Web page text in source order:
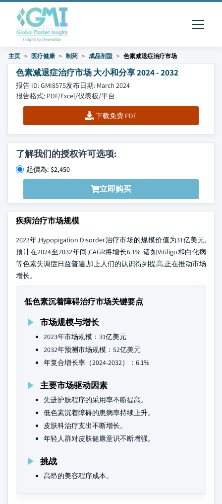
主页 医疗健康 制药 成品剂型 色素减退症治疗市场
色素减退症治疗市场 大小和分享 2024 - 2032
报告 ID: GMI8575发布日期: March 2024
报告格式: PDF/Excel/仪表板/平台
下载免费 PDF
了解我们的授权许可选项:
起價為: $2,450
立即购买
疾病治疗市场规模
2023年,Hypopigation Disorder治疗市场的规模价值为31亿美元,
预计在2024至2032年间,CAGR将增长6.1%. 诸如Vitiligo和白化病
等色素失调症日益普遍,加上人们的认识得到提高,正在推动市场
增长。
低色素沉着障碍治疗市场关键要点
市场规模与增长
2023年市场规模：31亿美元
2032年预测市场规模：52亿美元
年复合增长率（2024-2032）：6.1%
主要市场驱动因素
先进护肤程序的采用率不断提高。
低色素沉着障碍的患病率持续上升。
皮肤科治疗支出不断增长。
年轻人群对皮肤健康意识不断增强。
挑战
高昂的美容程序成本。